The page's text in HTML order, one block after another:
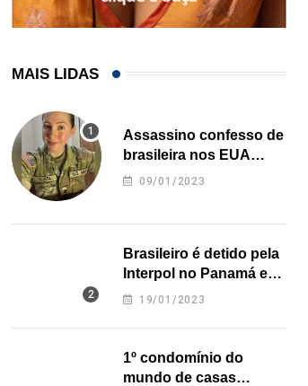
MAIS LIDAS
Assassino confesso de
brasileira nos EUA
revela onde deixou o
09/01/2023
Brasileiro é detido pela
Interpol no Panamá e
pode pegar prisão
19/01/2023
1º condomínio do
mundo de casas